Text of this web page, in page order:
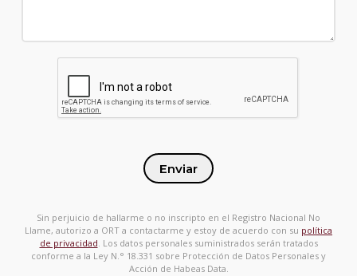
Enviar
Sin perjuicio de hallarme o no inscripto en el Registro Nacional No
Llame, autorizo a ORT a contactarme y estoy de acuerdo con su política
de privacidad. Los datos personales suministrados serán tratados
conforme a la Ley N.° 18.331 sobre Protección de Datos Personales y
Acción de Habeas Data.